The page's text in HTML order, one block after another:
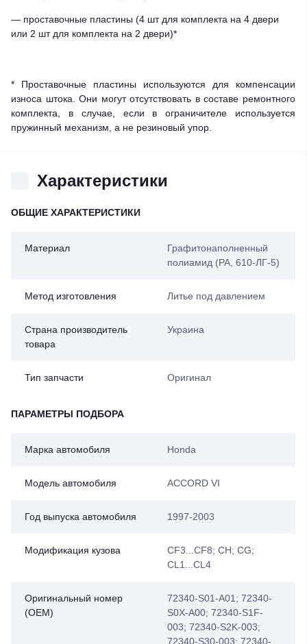
— проставочные пластины (4 шт для комплекта на 4 двери
или 2 шт для комплекта на 2 двери)*
* Проставочные пластины используются для компенсации
износа штока. Они могут отсутствовать в составе ремонтного
комплекта, в случае, если в ограничителе используется
пружинный механизм, а не резиновый упор.
Характеристики
ОБЩИЕ ХАРАКТЕРИСТИКИ
Материал
Графитонаполненный
полиамид (PA, 610-ЛГ-5)
Метод изготовления Литье под давлением
Страна производитель
товара
Украина
Тип запчасти Оригинал
ПАРАМЕТРЫ ПОДБОРА
Марка автомобиля Honda
Модель автомобиля ACCORD VI
Год выпуска автомобиля 1997-2003
Модификация кузова
CF3...CF8; CH; CG;
CL1...CL4
Оригинальный номер
(OEM)
72340-S01-A01; 72340-
S0X-A00; 72340-S1F-
003; 72340-S2K-003;
72340-S30-003; 72340-